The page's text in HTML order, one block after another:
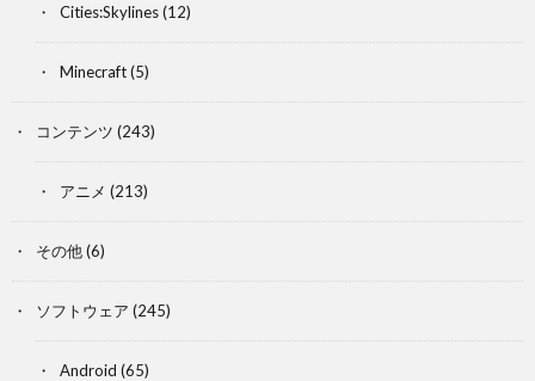
Cities:Skylines(12)
Minecraft(5)
コンテンツ (243)
アニメ (213)
その他(6)
ソフトウェア (245)
Android (65)